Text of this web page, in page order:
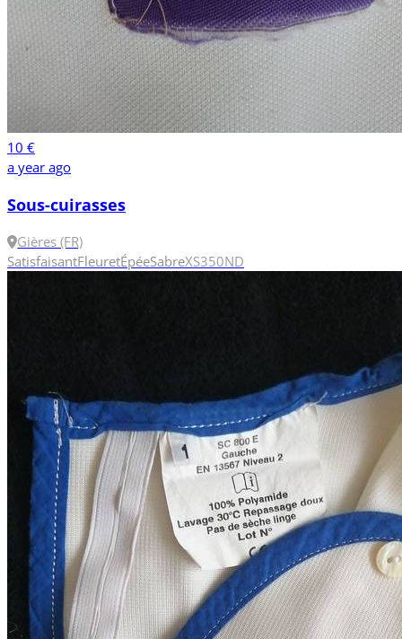
10 €
a year ago
Sous-cuirasses
Gières (FR)
SatisfaisantFleuretÉpéeSabreXS350ND